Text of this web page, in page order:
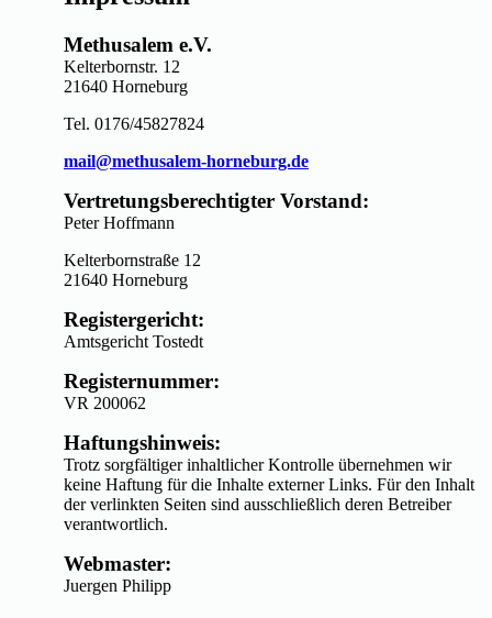
Methusalem e.V.
Kelterbornstr. 12
21640 Horneburg
Tel. 0176/45827824
mail@methusalem-horneburg.de
Vertretungsberechtigter Vorstand:
Peter Hoffmann
Kelterbornstraße 12
21640 Horneburg
Registergericht:
Amtsgericht Tostedt
Registernummer:
VR 200062
Haftungshinweis:
Trotz sorgfältiger inhaltlicher Kontrolle übernehmen wir
keine Haftung für die Inhalte externer Links. Für den Inhalt
der verlinkten Seiten sind ausschließlich deren Betreiber
verantwortlich.
Webmaster:
Juergen Philipp